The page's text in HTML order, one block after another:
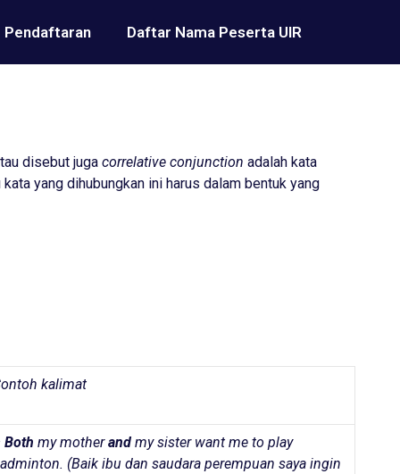
Pendaftaran Daftar Nama Peserta UIR
disebut juga correlative conjunction adalah kata
yang dihubungkan ini harus dalam bentuk yang
kalimat
Both my motherand my sister want me to play
(Baik ibu dan saudara perempuan saya ingin